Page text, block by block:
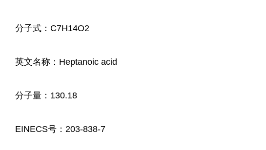
分子式：C7H14O2
英文名称：Heptanoic acid
分子量：130.18
EINECS号：203-838-7